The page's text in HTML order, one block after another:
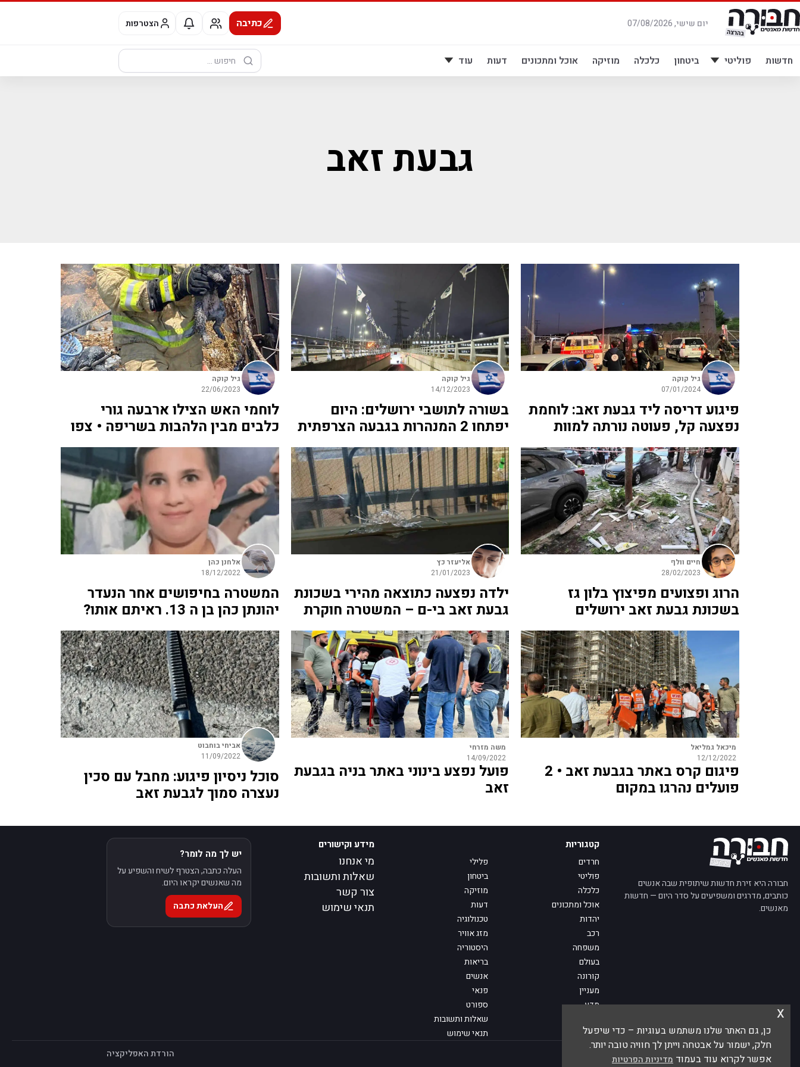
דלג
לתוכן
יום שישי, 07/08/2026 כתיבה הצטרפות
חדשות פוליטי ביטחון כלכלה מוזיקה אוכל ומתכונים דעות עוד
חיפוש:
גבעת זאב
גיל קוקה
07/01/2024
פיגוע דריסה ליד גבעת זאב: לוחמת
נפצעה קל, פעוטה נורתה למוות
גיל קוקה
14/12/2023
בשורה לתושבי ירושלים: היום
יפתחו 2 המנהרות בגבעה הצרפתית
גיל קוקה
22/06/2023
לוחמי האש הצילו ארבעה גורי
כלבים מבין הלהבות בשריפה • צפו
חיים וולף
28/02/2023
הרוג ופצועים מפיצוץ בלון גז
בשכונת גבעת זאב ירושלים
אליעזר כץ
21/01/2023
ילדה נפצעה כתוצאה מהירי בשכונת
גבעת זאב בי-ם – המשטרה חוקרת
אלחנן כהן
18/12/2022
המשטרה בחיפושים אחר הנעדר
יהונתן כהן בן ה 13. ראיתם אותו?
מיכאל גמליאל
12/12/2022
פיגום קרס באתר בגבעת זאב • 2
פועלים נהרגו במקום
משה מזרחי
14/09/2022
פועל נפצע בינוני באתר בניה בגבעת
זאב
אביחי בוחבוט
11/09/2022
סוכל ניסיון פיגוע: מחבל עם סכין
נעצרה סמוך לגבעת זאב
כן, גם האתר שלנו משתמש בעוגיות – כדי שיפעל
חלק, ישמור על אבטחה וייתן לך חוויה טובה יותר.
אפשר לקרוא עוד בעמוד מדיניות הפרטיות
x
חבורה היא זירת חדשות שיתופית שבה אנשים
כותבים, מדרגים ומשפיעים על סדר היום — חדשות
מאנשים.
קטגוריות
חרדים
פלילי
פוליטי
ביטחון
כלכלה
מוזיקה
אוכל ומתכונים
דעות
יהדות
טכנולוגיה
רכב
מזג אוויר
משפחה
היסטוריה
בעולם
בריאות
קורונה
אנשים
מעניין
פנאי
מדע
ספורט
שאלות ותשובות
פנו אלינו
תנאי שימוש
מידע וקישורים
מי אנחנו
שאלות ותשובות
צור קשר
תנאי שימוש
יש לך מה לומר?
העלה כתבה, הצטרף לשיח והשפיע על
מה שאנשים יקראו היום.
העלאת כתבה
הורדת האפליקציה